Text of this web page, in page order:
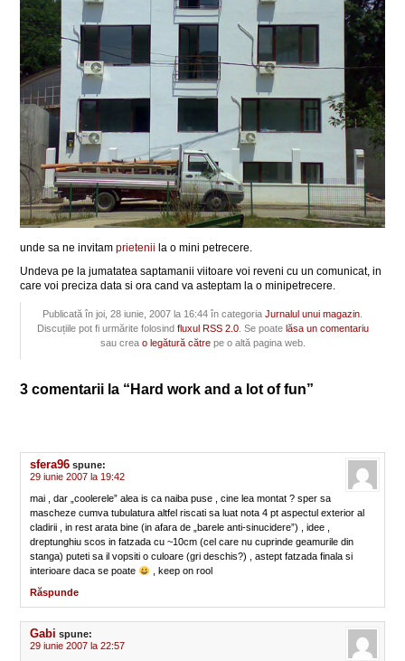
unde sa ne invitamprietenii la o mini petrecere.
Undeva pe la jumatatea saptamanii viitoare voi reveni cu un comunicat, in
care voi preciza data si ora cand va asteptam la o minipetrecere.
Publicată în joi, 28 iunie, 2007 la 16:44 în categoriaJurnalul unui magazin
Discuțiile pot fi urmărite folosind fluxul RSS 2.0. Se poate lăsa un comentariu
sau crea o legătură cătrepe o altă pagina web.
3 comentarii la “Hard work and a lot of fun”
sfera96 spune:
29 iunie 2007 la 19:42
mai , dar „coolerele” alea is ca naiba puse , cine lea montat ? sper sa
mascheze cumva tubulatura altfel riscati sa luat nota 4 pt aspectul exterior al
cladirii , in rest arata bine (in afara de „barele anti-sinucidere”) , idee ,
dreptunghiu scos in fatzada cu ~10cm (cel care nu cuprinde geamurile din
stanga) puteti sa il vopsiti o culoare (gri deschis?) , astept fatzada finala si
interioare daca se poate
, keep on rool
Răspunde
Gabi spune:
29 iunie 2007 la 22:57